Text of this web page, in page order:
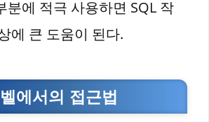
분에 적극 사용하면 SQL 작
에 큰 도움이 된다.
에서의 접근법